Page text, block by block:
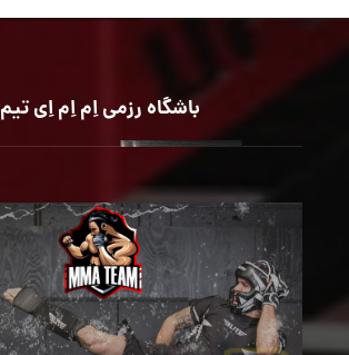
باشگاه رزمی اِم اِم اِی تیم